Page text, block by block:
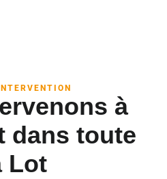
à
dans toute
Lot